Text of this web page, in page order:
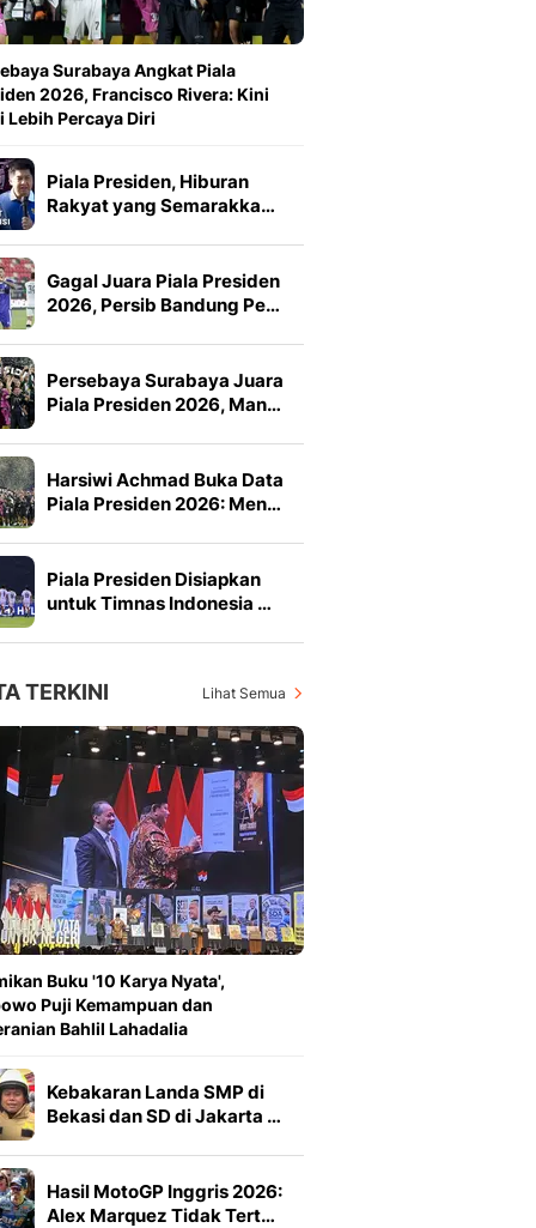
Surabaya Angkat Piala
2026, Francisco Rivera: Kini
Lebih Percaya Diri
Piala Presiden, Hiburan
Rakyat yang Semarakka…
Gagal Juara Piala Presiden
2026, Persib Bandung Pe…
Persebaya Surabaya Juara
Piala Presiden 2026, Man…
Harsiwi Achmad Buka Data
Piala Presiden 2026: Men…
Piala Presiden Disiapkan
untuk Timnas Indonesia …
TERKINI Lihat Semua
Buku '10 Karya Nyata',
Puji Kemampuan dan
Bahlil Lahadalia
Kebakaran Landa SMP di
Bekasi dan SD di Jakarta …
Hasil MotoGP Inggris 2026:
Alex Marquez Tidak Tert…